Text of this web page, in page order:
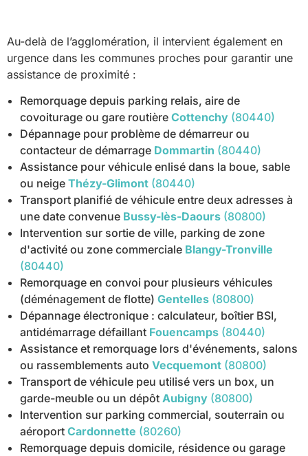
Au-delà de l’agglomération, il intervient également en
urgence dans les communes proches pour garantir une
assistance de proximité :
Remorquage depuis parking relais, aire de
covoiturage ou gare routière Cottenchy (80440)
Dépannage pour problème de démarreur ou
contacteur de démarrage Dommartin (80440)
Assistance pour véhicule enlisé dans la boue, sable
ou neige Thézy-Glimont (80440)
Transport planifié de véhicule entre deux adresses à
une date convenue Bussy-lès-Daours (80800)
Intervention sur sortie de ville, parking de zone
d'activité ou zone commerciale Blangy-Tronville
(80440)
Remorquage en convoi pour plusieurs véhicules
(déménagement de flotte) Gentelles (80800)
Dépannage électronique : calculateur, boîtier BSI,
antidémarrage défaillant Fouencamps (80440)
Assistance et remorquage lors d'événements, salons
ou rassemblements auto Vecquemont (80800)
Transport de véhicule peu utilisé vers un box, un
garde-meuble ou un dépôt Aubigny (80800)
Intervention sur parking commercial, souterrain ou
aéroport Cardonnette (80260)
Remorquage depuis domicile, résidence ou garage